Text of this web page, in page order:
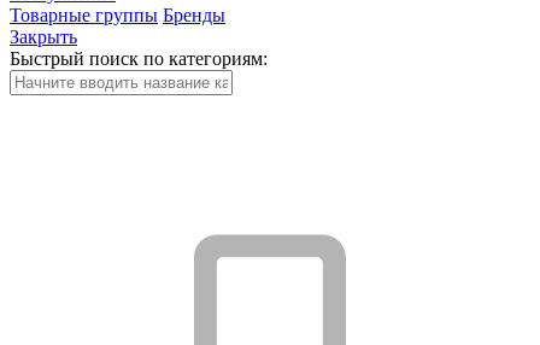
Товарные группы Бренды
Закрыть
Быстрый поиск по категориям: